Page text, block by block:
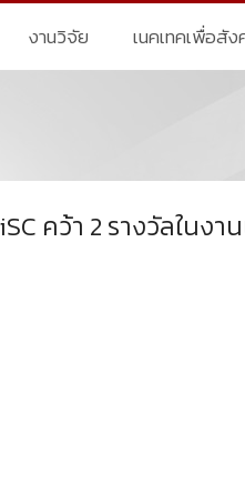
งานวิจัย เนคเทคเพื่อสัง
คว้า 2 รางวัลในงา